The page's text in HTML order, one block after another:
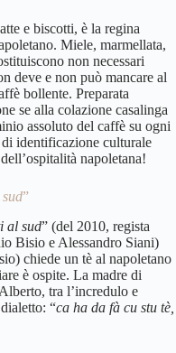
e biscotti, è la regina
Miele, marmellata,
non necessari
deve e non può mancare al
bollente. Preparata
se alla colazione casalinga
assoluto del caffè su ogni
identificazione culturale
napoletana!
”
al sud” (del 2010, regista
Bisio e Alessandro Siani)
chiede un tè al napoletano
è ospite. La madre di
tra l’incredulo e
“ca ha da fà cu stu tè,